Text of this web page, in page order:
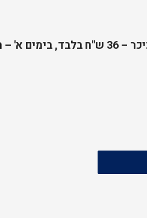
מחיר מיוחד למשתמשי אפליקציית סנטרל פארק בחניון הכיכר – 36 ש"ח בלבד,